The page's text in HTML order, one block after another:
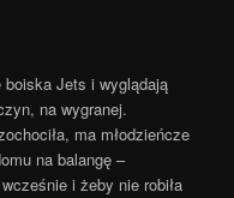
boiska Jets i wyglądają
na wygranej.
ma młodzieńcze
na balangę –
i żeby nie robiła